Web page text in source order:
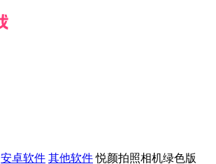
安卓软件 其他软件 悦颜拍照相机绿色版